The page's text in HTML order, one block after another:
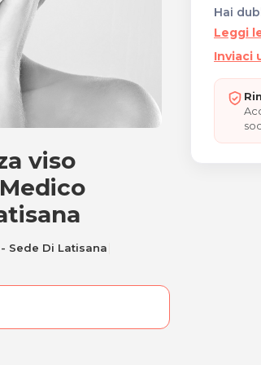
viso antiage
viso
Sede Di Latisana
Hai
Leggi
Inviaci